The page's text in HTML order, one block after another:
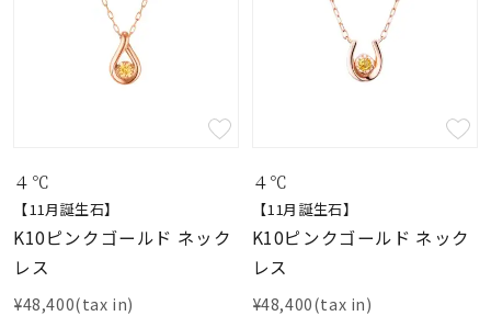
４℃
【11月誕生石】
K10ピンクゴールド ネック
レス
¥48,400(tax in)
４℃
【11月誕生石】
K10ピンクゴールド ネック
レス
¥48,400(tax in)